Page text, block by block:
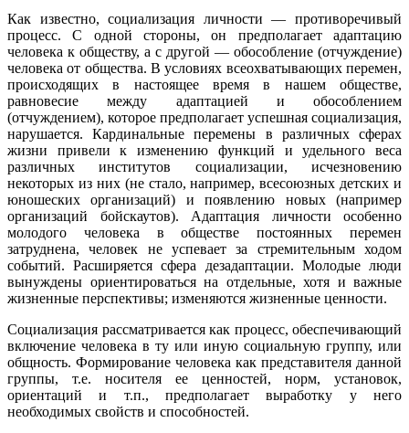
Как известно, социализация личности — противоречивый
процесс. С одной стороны, он предполагает адаптацию
человека к обществу, а с другой — обособление (отчуждение)
человека от общества. В условиях всеохватывающих перемен,
происходящих в настоящее время в нашем обществе,
равновесие между адаптацией и обособлением
(отчуждением), которое предполагает успешная социализация,
нарушается. Кардинальные перемены в различных сферах
жизни привели к изменению функций и удельного веса
различных институтов социализации, исчезновению
некоторых из них (не стало, например, всесоюзных детских и
юношеских организаций) и появлению новых (например
организаций бойскаутов). Адаптация личности особенно
молодого человека в обществе постоянных перемен
затруднена, человек не успевает за стремительным ходом
событий. Расширяется сфера дезадаптации. Молодые люди
вынуждены ориентироваться на отдельные, хотя и важные
жизненные перспективы; изменяются жизненные ценности.
Социализация рассматривается как процесс, обеспечивающий
включение человека в ту или иную социальную группу, или
общность. Формирование человека как представителя данной
группы, т.е. носителя ее ценностей, норм, установок,
ориентаций и т.п., предполагает выработку у него
необходимых свойств и способностей.